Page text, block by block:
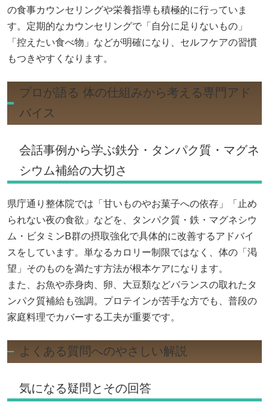
の食事カウンセリングや栄養指導も積極的に行っていま
す。定期的なカウンセリングで「自分に足りないもの」
「控えたい食べ物」などが明確になり、セルフケアの習慣
もつきやすくなります。
プロが語る 体の仕組みから考える専門アド
バイス
会話事例から学ぶ鉄分・タンパク質・マグネ
シウム補給の大切さ
県庁通り整体院では「甘いものやお菓子への依存」「止め
られない夜の食欲」などを、タンパク質・鉄・マグネシウ
ム・ビタミンB群の摂取強化で具体的に改善するアドバイ
スをしています。単なるカロリー制限ではなく、体の「渇
望」そのものを満たす方法が根本ケアになります。
また、お魚や赤身肉、卵、大豆類などバランスの取れたタ
ンパク質補給も強調。プロテインが苦手な方でも、普段の
家庭料理でカバーする工夫が重要です。
よくある質問へのやさしい解説
気になる疑問とその回答